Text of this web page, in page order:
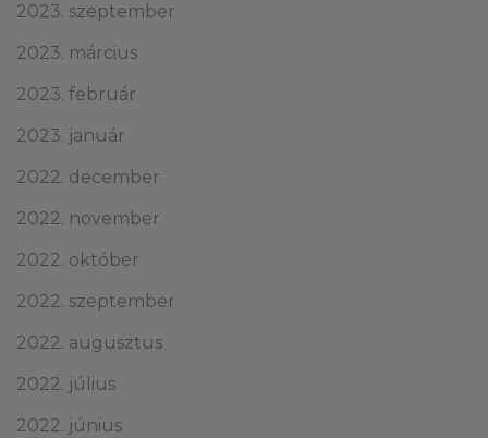
2023. szeptember
2023. március
2023. február
2023. január
2022. december
2022. november
2022. október
2022. szeptember
2022. augusztus
2022. július
2022. június